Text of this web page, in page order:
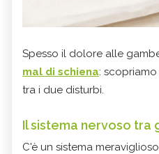
Spesso il dolore alle
mal di schiena:
tra i due disturbi.
Il sistema nervoso tra
C'è un sistema